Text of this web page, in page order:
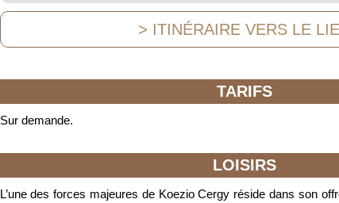
> ITINÉRAIRE VERS LE
TARIFS
Sur demande.
LOISIRS
L’une des forces majeures de Koezio Cergy réside dans son